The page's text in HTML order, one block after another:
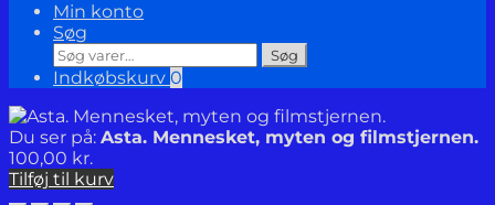
Min konto
Søg
Søg
efter:
Søg
Indkøbskurv 0
Du ser på: Asta. Mennesket, myten og filmstjernen.
100,00 kr.
Tilføj til kurv